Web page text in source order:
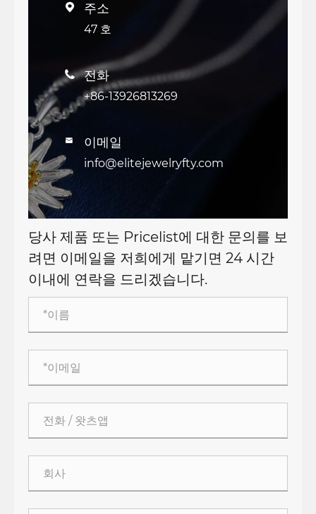
 주소
47 호
 전화
+86-13926813269
 이메일
info@elitejewelryfty.com
당사 제품 또는 Pricelist에 대한 문의를 보
려면 이메일을 저희에게 맡기면 24 시간
이내에 연락을 드리겠습니다.